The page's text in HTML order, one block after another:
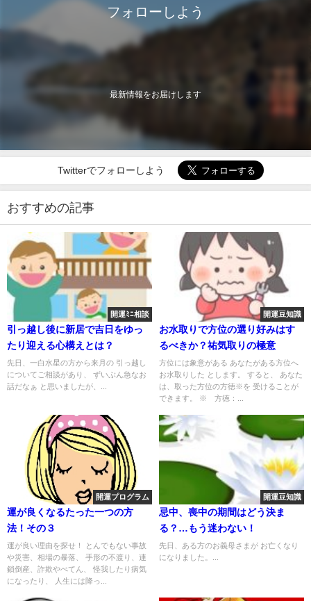
フォローしよう
最新情報をお届けします
Twitterでフォローしよう
おすすめの記事
開運ﾐﾆ相談
引っ越し後に新居で吉日をゆっ
たり迎える心構えとは？
先日、一白水星の方から来月の 引っ越し
についてご相談があり、 ずいぶん急なお
話だなぁ と思いましたが、...
開運豆知識
お水取りで方位の選り好みはす
るべきか？祐気取りの極意
方位には象意がある あなたがある方位へ
お水取りした とします。 すると、 あなた
は、取った方位の方徳※を 受けることが
できます。 ※ 方徳：...
開運プログラム
運が良くなるたった一つの方
法！その３
運が良い理由を探せ！ とんでもない事故
や災害、相場の暴落、 手形の不渡り、連
鎖倒産、詐欺やぺてん、 怪我したり病気
になったり、 人生には降っ...
開運豆知識
忌中、喪中の期間はどう決ま
る？…もう迷わない！
先日、ある方のお義母さまが お亡くなり
になりました。...